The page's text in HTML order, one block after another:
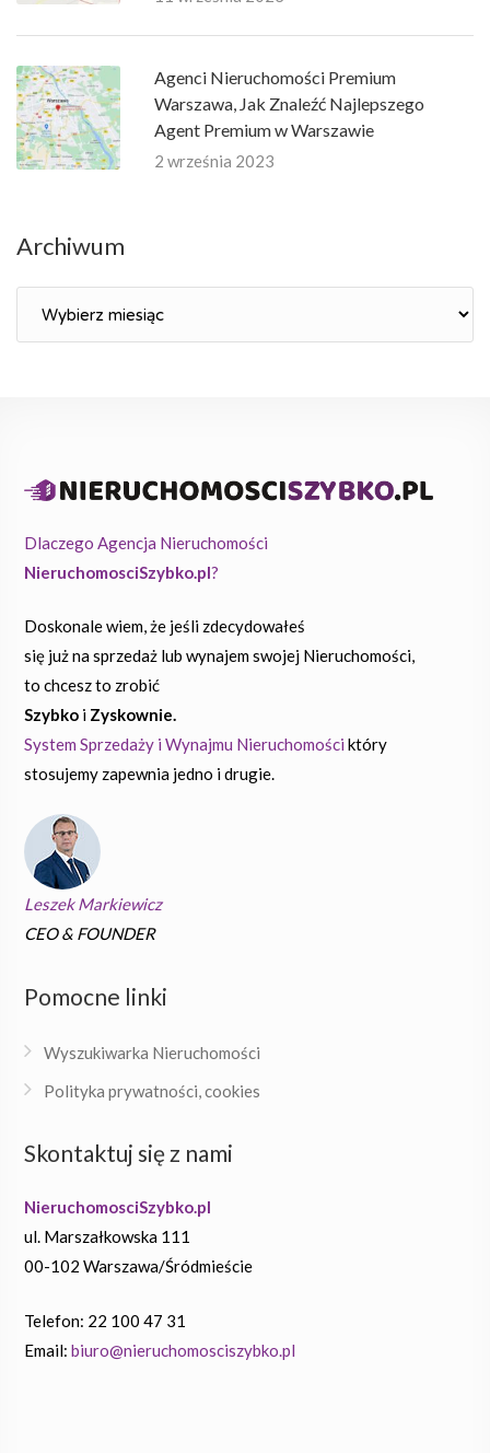
Agenci Nieruchomości Premium
Warszawa, Jak Znaleźć Najlepszego
Agent Premium w Warszawie
2 września 2023
Archiwum
Dlaczego Agencja Nieruchomości
NieruchomosciSzybko.pl?
Doskonale wiem, że jeśli zdecydowałeś
się już na sprzedaż lub wynajem swojej Nieruchomości,
to chcesz to zrobić
Szybko i Zyskownie.
System Sprzedaży i Wynajmu Nieruchomości który
stosujemy zapewnia jedno i drugie.
Leszek Markiewicz
CEO & FOUNDER
Pomocne linki
Wyszukiwarka Nieruchomości
Polityka prywatności, cookies
Skontaktuj się z nami
NieruchomosciSzybko.pl
ul. Marszałkowska 111
00-102 Warszawa/Śródmieście
Telefon: 22 100 47 31
Email:biuro@nieruchomosciszybko.pl